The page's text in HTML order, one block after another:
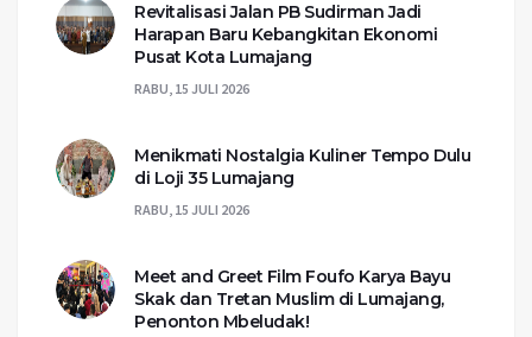
Revitalisasi Jalan PB Sudirman Jadi
Harapan Baru Kebangkitan Ekonomi
Pusat Kota Lumajang
RABU, 15 JULI 2026
Menikmati Nostalgia Kuliner Tempo Dulu
di Loji 35 Lumajang
RABU, 15 JULI 2026
Meet and Greet Film Foufo Karya Bayu
Skak dan Tretan Muslim di Lumajang,
Penonton Mbeludak!